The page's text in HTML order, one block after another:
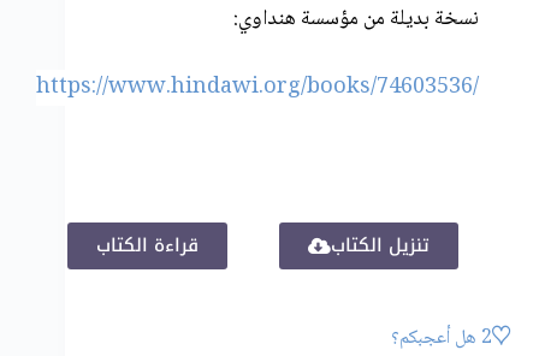
نسخة بديلة من مؤسسة هنداوي:
https://www.hindawi.org/books/74603536/
تنزيل الكتاب قراءة الكتاب
2 هل أعجبكم؟